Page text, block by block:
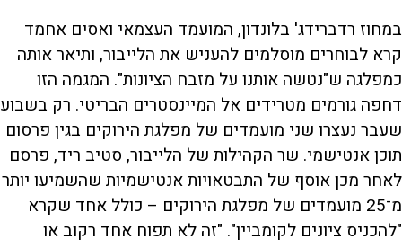
במחוז רדברידג' בלונדון, המועמד העצמאי ואסים אחמד
קרא לבוחרים מוסלמים להעניש את הלייבור, ותיאר אותה
כמפלגה ש"נטשה אותנו על מזבח הציונות". המגמה הזו
דחפה גורמים מטרידים אל המיינסטרים הבריטי. רק בשבוע
שעבר נעצרו שני מועמדים של מפלגת הירוקים בגין פרסום
תוכן אנטישמי. שר הקהילות של הלייבור, סטיב ריד, פרסם
לאחר מכן אוסף של התבטאויות אנטישמיות שהשמיעו יותר
מ־25 מועמדים של מפלגת הירוקים – כולל אחד שקרא
"להכניס ציונים לקומביין". "זה לא תפוח אחד רקוב או